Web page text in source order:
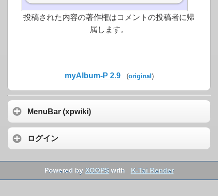
投稿された内容の著作権はコメントの投稿者に帰
属します。
myAlbum-P 2.9 (original )
MenuBar (xpwiki)
ログイン
Powered byXOOPS with K-Tai Render